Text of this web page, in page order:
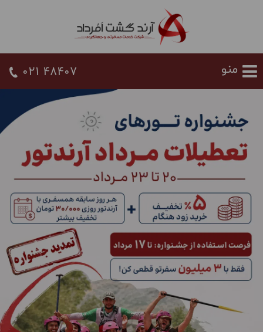
021 48407